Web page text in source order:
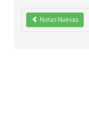
Notas Nuevas